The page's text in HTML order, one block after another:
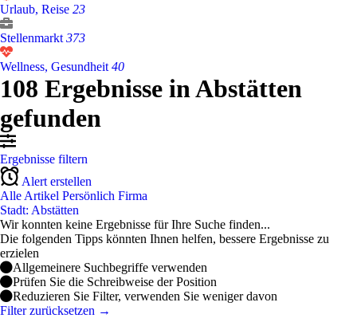
Urlaub, Reise 23
Stellenmarkt 373
Wellness, Gesundheit 40
108 Ergebnisse in Abstätten
gefunden
Ergebnisse filtern
Alert erstellen
Alle Artikel Persönlich Firma
Stadt: Abstätten
Wir konnten keine Ergebnisse für Ihre Suche finden...
Die folgenden Tipps könnten Ihnen helfen, bessere Ergebnisse zu
erzielen
Allgemeinere Suchbegriffe verwenden
Prüfen Sie die Schreibweise der Position
Reduzieren Sie Filter, verwenden Sie weniger davon
Filter zurücksetzen →